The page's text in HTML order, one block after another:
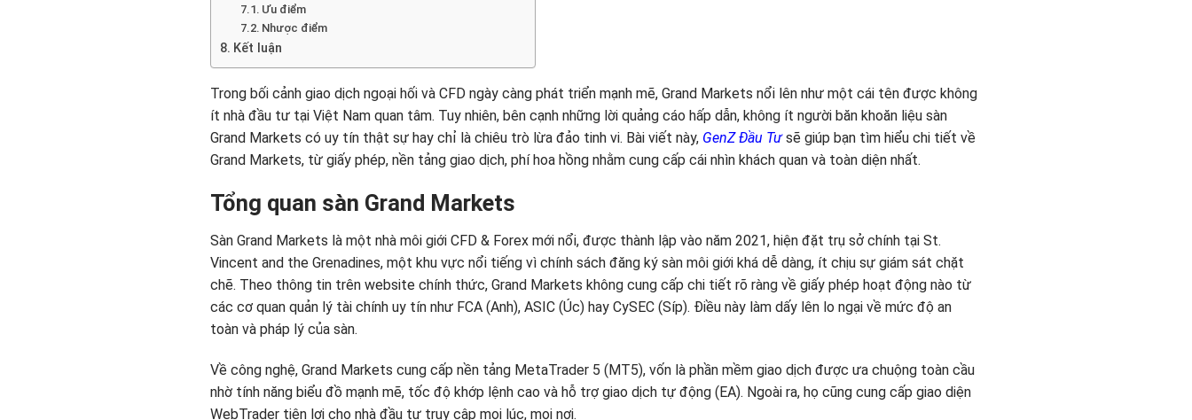
Ưu điểm
Nhược điểm
Kết luận
Trong bối cảnh giao dịch ngoại hối và CFD ngày càng phát triển mạnh mẽ, Grand Markets nổi lên như một cái tên được không
ít nhà đầu tư tại Việt Nam quan tâm. Tuy nhiên, bên cạnh những lời quảng cáo hấp dẫn, không ít người băn khoăn liệu sàn
Grand Markets có uy tín thật sự hay chỉ là chiêu trò lừa đảo tinh vi. Bài viết này, GenZ Đầu Tưsẽ giúp bạn tìm hiểu chi tiết về
Grand Markets, từ giấy phép, nền tảng giao dịch, phí hoa hồng nhằm cung cấp cái nhìn khách quan và toàn diện nhất.
Tổng quan sàn Grand Markets
Sàn Grand Markets là một nhà môi giới CFD & Forex mới nổi, được thành lập vào năm 2021, hiện đặt trụ sở chính tại St.
Vincent and the Grenadines, một khu vực nổi tiếng vì chính sách đăng ký sàn môi giới khá dễ dàng, ít chịu sự giám sát chặt
chẽ. Theo thông tin trên website chính thức, Grand Markets không cung cấp chi tiết rõ ràng về giấy phép hoạt động nào từ
các cơ quan quản lý tài chính uy tín như FCA (Anh), ASIC (Úc) hay CySEC (Síp). Điều này làm dấy lên lo ngại về mức độ an
toàn và pháp lý của sàn.
Về công nghệ, Grand Markets cung cấp nền tảng MetaTrader 5 (MT5), vốn là phần mềm giao dịch được ưa chuộng toàn cầu
nhờ tính năng biểu đồ mạnh mẽ, tốc độ khớp lệnh cao và hỗ trợ giao dịch tự động (EA). Ngoài ra, họ cũng cung cấp giao diện
WebTrader tiện lợi cho nhà đầu tư truy cập mọi lúc, mọi nơi.